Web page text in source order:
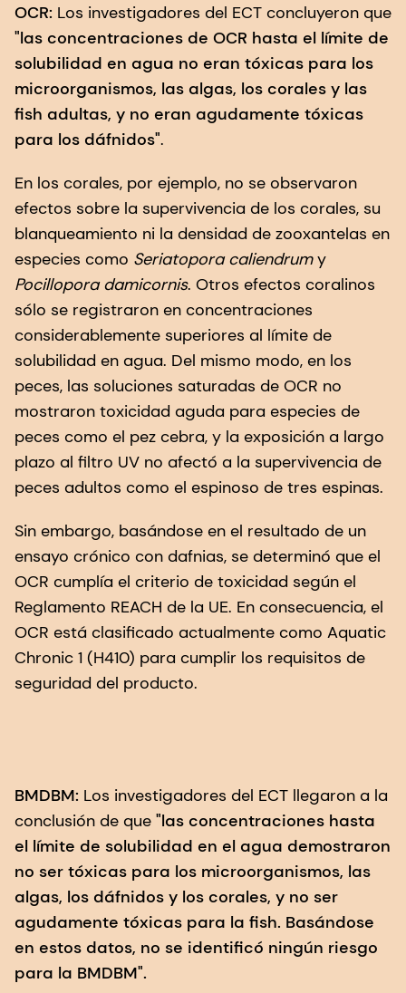
OCR: Los investigadores del ECT concluyeron que
"las concentraciones de OCR hasta el límite de
solubilidad en agua no eran tóxicas para los
microorganismos, las algas, los corales y las
ﬁsh adultas, y no eran agudamente tóxicas
para los dáfnidos".
En los corales, por ejemplo, no se observaron
efectos sobre la supervivencia de los corales, su
blanqueamiento ni la densidad de zooxantelas en
especies como Seriatopora caliendrumy
Pocillopora damicornis. Otros efectos coralinos
sólo se registraron en concentraciones
considerablemente superiores al límite de
solubilidad en agua. Del mismo modo, en los
peces, las soluciones saturadas de OCR no
mostraron toxicidad aguda para especies de
peces como el pez cebra, y la exposición a largo
plazo al filtro UV no afectó a la supervivencia de
peces adultos como el espinoso de tres espinas.
Sin embargo, basándose en el resultado de un
ensayo crónico con dafnias, se determinó que el
OCR cumplía el criterio de toxicidad según el
Reglamento REACH de la UE. En consecuencia, el
OCR está clasificado actualmente como Aquatic
Chronic 1 (H410) para cumplir los requisitos de
seguridad del producto.
BMDBM: Los investigadores del ECT llegaron a la
conclusión de que "las concentraciones hasta
el límite de solubilidad en el agua demostraron
no ser tóxicas para los microorganismos, las
algas, los dáfnidos y los corales, y no ser
agudamente tóxicas para la ﬁsh. Basándose
en estos datos, no se identificó ningún riesgo
para la BMDBM".